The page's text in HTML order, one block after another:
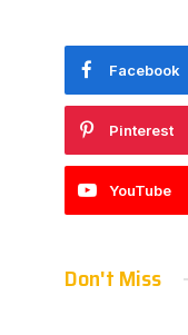
Facebook
Pinterest
YouTube
Don't Miss